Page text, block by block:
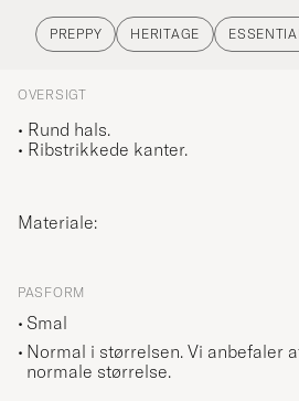
PREPPY HERITAGE
OVERSIGT
• Rund hals.
• Ribstrikkede kanter.
Materiale:
PASFORM
Smal
Normal i størrelsen. Vi anbefaler
normale størrelse.